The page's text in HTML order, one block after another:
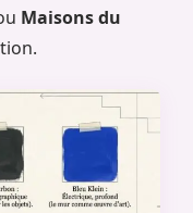
Maisons du